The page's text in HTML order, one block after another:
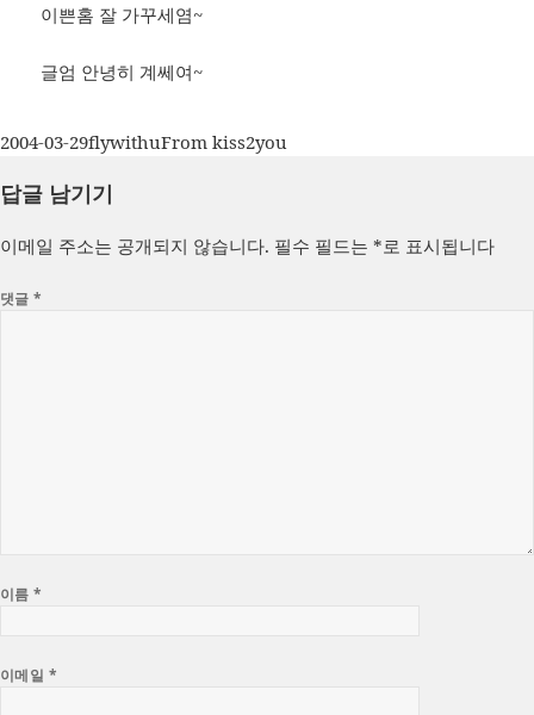
이쁜홈 잘 가꾸세염~
글엄 안녕히 계쎄여~
작
일
2004-03-29글
이
flywithu카
From kiss2you
답글 남기기
이메일 주소는 공개되지 않습니다. 필수 필드는 *로 표시됩니다
댓글*
이름*
이메일 *